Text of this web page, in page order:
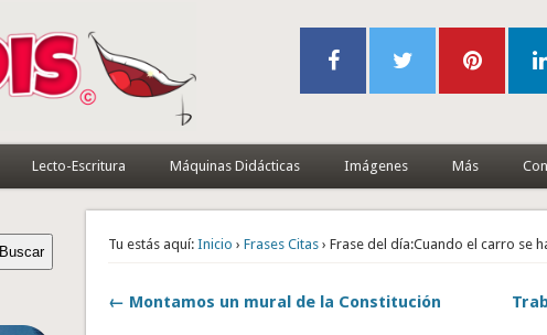
Lecto-Escritura Máquinas Didácticas Imágenes Más
Tu estás aquí: Inicio ›Frases Citas › Frase del día:Cuando el carro se
← Montamos un mural de la Constitución
Buscar